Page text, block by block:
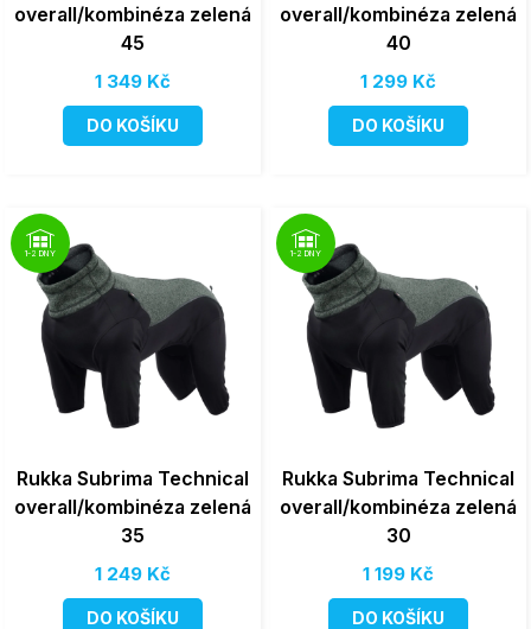
overall/kombinéza zelená
45
1 349 Kč
DO KOŠÍKU
overall/kombinéza zelená
40
1 299 Kč
DO KOŠÍKU
1-2 DNY
Rukka Subrima Technical
overall/kombinéza zelená
35
1 249 Kč
DO KOŠÍKU
1-2 DNY
Rukka Subrima Technical
overall/kombinéza zelená
30
1 199 Kč
DO KOŠÍKU